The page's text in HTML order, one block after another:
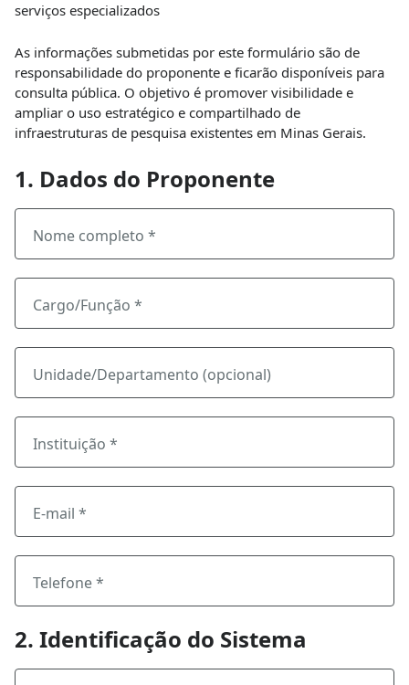
serviços especializados
As informações submetidas por este formulário são de
responsabilidade do proponente e ficarão disponíveis para
consulta pública. O objetivo é promover visibilidade e
ampliar o uso estratégico e compartilhado de
infraestruturas de pesquisa existentes em Minas Gerais.
1. Dados do Proponente
Nome completo *
Cargo/Função *
Unidade/Departamento (opcional)
Instituição *
E-mail *
Telefone *
2. Identificação do Sistema